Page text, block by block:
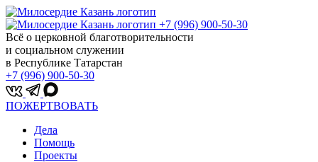
+7 (996) 900-50-30
Всё о церковной благотворительности
и социальном служении
в Республике Татарстан
+7 (996) 900-50-30
ПОЖЕРТВОВАТЬ
Дела
Помощь
Проекты